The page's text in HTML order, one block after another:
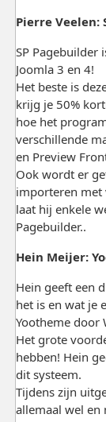
Pierre Veelen:
SP Pagebuilder
Joomla 3 en 4!
Het beste is
krijg je 50%
hoe het
verschillende
en Preview
Ook wordt er
importeren met
laat hij enkele
Pagebuilder..
Hein Meijer:
Hein geeft een
het is en wat je
Yootheme door
Het grote
hebben! Hein
dit systeem.
Tijdens zijn
allemaal wel en